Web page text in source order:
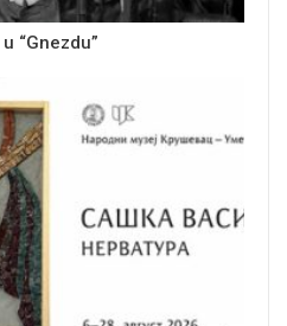
“Gnezdu”